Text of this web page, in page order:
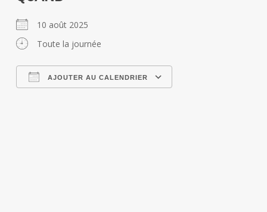
10 août 2025
Toute la journée
AJOUTER AU CALENDRIER